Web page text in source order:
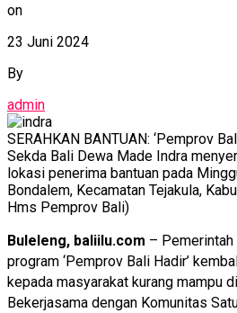
on
23 Juni 2024
By
admin
SERAHKAN BANTUAN: ‘Pemprov
Sekda Bali Dewa Made Indra
lokasi penerima bantuan pada
Bondalem, Kecamatan Tejakula,
Hms Pemprov Bali)
Buleleng, baliilu.com –
program ‘Pemprov Bali Hadir’
kepada masyarakat kurang mampu
Bekerjasama dengan Komunitas